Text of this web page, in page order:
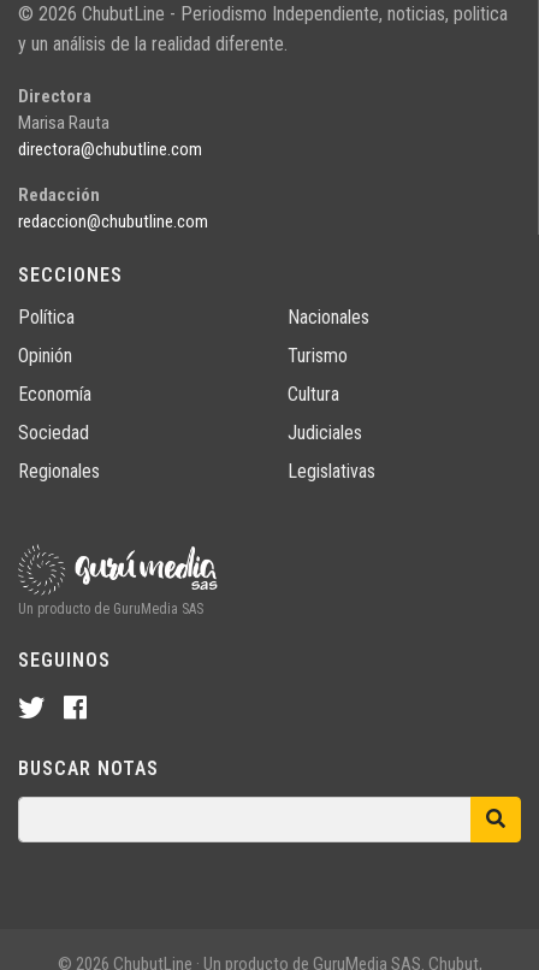
© 2026 ChubutLine - Periodismo Independiente, noticias, politica
y un análisis de la realidad diferente.
Directora
Marisa Rauta
directora@chubutline.com
Redacción
redaccion@chubutline.com
SECCIONES
Política
Opinión
Economía
Sociedad
Regionales
Nacionales
Turismo
Cultura
Judiciales
Legislativas
Un producto de GuruMedia SAS
SEGUINOS
BUSCAR NOTAS
© 2026 ChubutLine · Un producto de GuruMedia SAS. Chubut,